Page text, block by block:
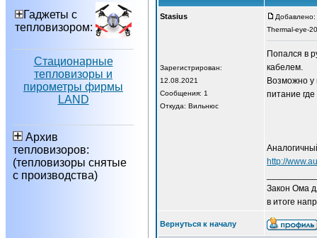
Гаджеты с
тепловизором:
Стационарные
тепловизоры и
пирометры фирмы
LAND
Архив
тепловизоров:
(тепловизоры снятые
с производства)
Stasius
Зарегистрирован:
12.08.2021
Сообщения: 1
Откуда: Вильнюс
Добавлено:
Thermal-eye-
Попался в
кабелем.
Возможно у
питание
http://
Закон Ома
в итоге
Вернуться к началу